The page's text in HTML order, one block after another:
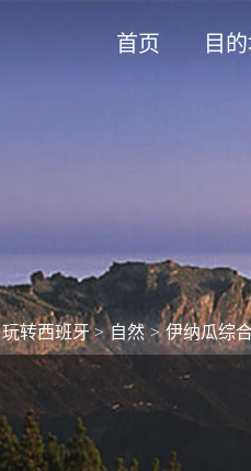
首页 目
玩转西班牙 > 自然 > 伊纳瓜综